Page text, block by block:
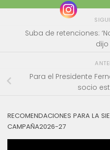
Suba de retenciones:
dijo
Para el Presidente
socio
RECOMENDACIONES PARA LA
CAMPAÑA2026-27